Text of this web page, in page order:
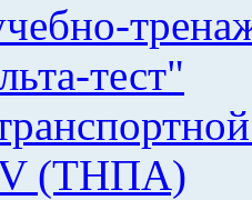
тест"
(ТНПА)